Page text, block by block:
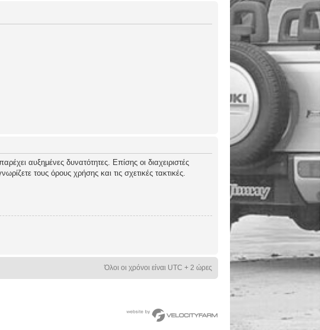
αυξημένες δυνατότητες. Επίσης οι διαχειριστές
τους όρους χρήσης και τις σχετικές τακτικές.
Όλοι οι χρόνοι είναι UTC + 2 ώρες